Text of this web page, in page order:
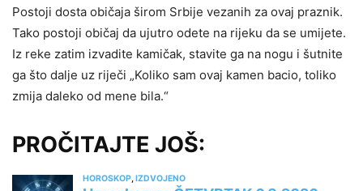
Postoji dosta običaja širom Srbije vezanih za ovaj praznik.
Tako postoji običaj da ujutro odete na rijeku da se umijete.
Iz reke zatim izvadite kamičak, stavite ga na nogu i šutnite
ga što dalje uz riječi „Koliko sam ovaj kamen bacio, toliko
zmija daleko od mene bila.“
PROČITAJTE JOŠ: